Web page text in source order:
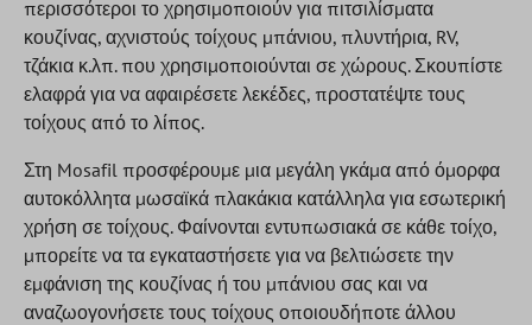
περισσότεροι το χρησιμοποιούν για πιτσιλίσματα
κουζίνας, αχνιστούς τοίχους μπάνιου, πλυντήρια, RV,
τζάκια κ.λπ. που χρησιμοποιούνται σε χώρους. Σκουπίστε
ελαφρά για να αφαιρέσετε λεκέδες, προστατέψτε τους
τοίχους από το λίπος.
Στη Mosafil προσφέρουμε μια μεγάλη γκάμα από όμορφα
αυτοκόλλητα μωσαϊκά πλακάκια κατάλληλα για εσωτερική
χρήση σε τοίχους. Φαίνονται εντυπωσιακά σε κάθε τοίχο,
μπορείτε να τα εγκαταστήσετε για να βελτιώσετε την
εμφάνιση της κουζίνας ή του μπάνιου σας και να
αναζωογονήσετε τους τοίχους οποιουδήποτε άλλου